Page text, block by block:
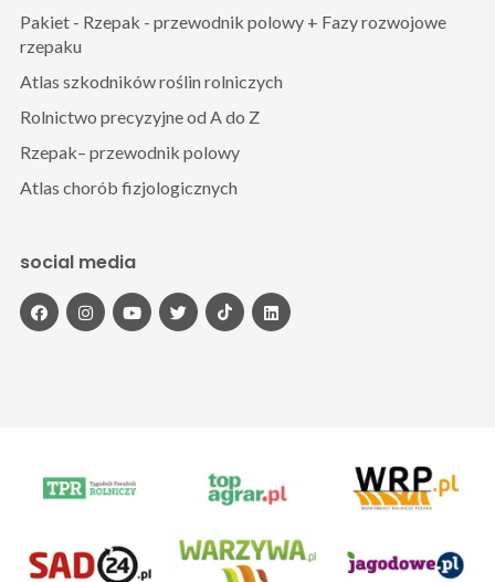
Pakiet - Rzepak - przewodnik polowy + Fazy rozwojowe
rzepaku
Atlas szkodników roślin rolniczych
Rolnictwo precyzyjne od A do Z
Rzepak– przewodnik polowy
Atlas chorób fizjologicznych
social media